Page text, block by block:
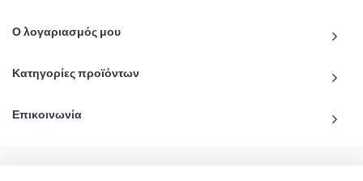
Ο λογαριασμός μου
Κατηγορίες προϊόντων
Επικοινωνία